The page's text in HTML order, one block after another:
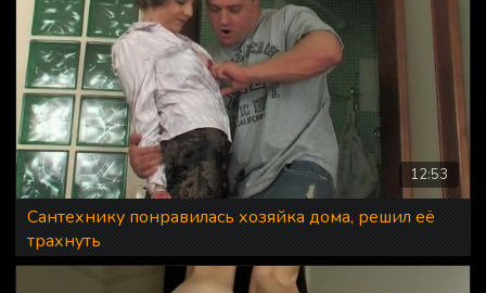
12:53
Сантехнику понравилась хозяйка дома, решил её
трахнуть